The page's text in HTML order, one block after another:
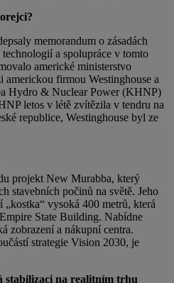
memorandum o zásadách
a spolupráce v tomto
americké ministerstvo
americkou firmou Westinghouse a
Hydro & Nuclear Power (KHNP)
letos v létě zvítězila v tendru na
republice, Westinghouse byl ze
projekt New Murabba, který
stavebních počinů na světě. Jeho
vysoká 400 metrů, která
State Building. Nabídne
zobrazení a nákupní centra.
strategie Vision 2030, je
stabilizaci na realitním trhu